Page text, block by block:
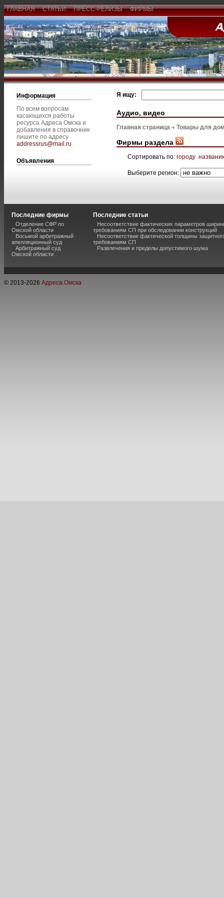
ГЛАВНАЯ СТАТЬИ ПРЕСС-РЕЛИЗЫ ФИРМЫ
Информация
По всем вопросам
касающихся работы
ресурса Адреса Омска и
добавления в справочник
пишите по адресу
addressrus@mail.ru.
Объявления
Я ищу:
Аудио, видео
Главная страница Товары для
Фирмы раздела
Сортировать по: городу
Выберите регион:
Последние фирмы
Отделение СФР по
Омской области
Восьмой арбитражный
апелляционный суд
Арбитражный суд
Омской области
Последние статьи
Несоответствие фактических параметров
требованиям СП при обследовании конструкций
Несоответствие фактической толщины
требованиям СП
Развлечения и пределы допустимого шума
© 2013-2026 Адреса Омска